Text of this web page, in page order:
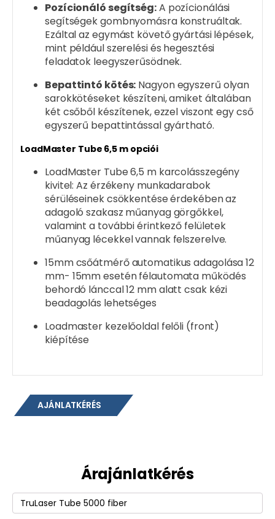
Pozícionáló segítség:A pozícionálási
segítségek gombnyomásra konstruáltak.
Ezáltal az egymást követő gyártási lépések,
mint például szerelési és hegesztési
feladatok leegyszerűsödnek.
Bepattintó kötés: Nagyon egyszerű olyan
sarokkötéseket készíteni, amiket általában
két csőből készítenek, ezzel viszont egy cső
egyszerű bepattintással gyártható.
LoadMaster Tube 6,5 m opciói
LoadMaster Tube 6,5 m karcolásszegény
kivitel: Az érzékeny munkadarabok
sérüléseinek csökkentése érdekében az
adagoló szakasz műanyag görgőkkel,
valamint a további érintkező felületek
műanyag lécekkel vannak felszerelve.
15mm csőátmérő automatikus adagolása 12
mm- 15mm esetén félautomata működés
behordó lánccal 12 mm alatt csak kézi
beadagolás lehetséges
Loadmaster kezelőoldal felőli (front)
kiépítése
AJÁNLATKÉRÉS
Árajánlatkérés
Termék(erforderlich)